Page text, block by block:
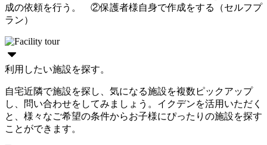
成の依頼を行う。 ②保護者様自身で作成をする（セルフプ
ラン）
利用したい施設を探す。
自宅近隣で施設を探し、気になる施設を複数ピックアップ
し、問い合わせをしてみましょう。イクデンを活用いただく
と、様々なご希望の条件からお子様にぴったりの施設を探す
ことができます。